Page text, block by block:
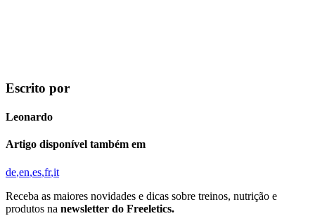
Escrito por
Leonardo
Artigo disponível também em
de en es fr it
Receba as maiores novidades e dicas sobre treinos, nutrição e
produtos na newsletter do Freeletics.